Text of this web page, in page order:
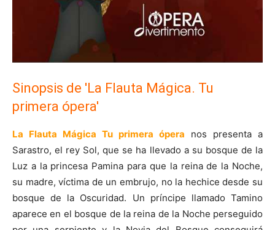
Sinopsis de 'La Flauta Mágica. Tu
primera ópera'
La Flauta Mágica Tu primera ópera nos presenta a
Sarastro, el rey Sol, que se ha llevado a su bosque de la
Luz a la princesa Pamina para que la reina de la Noche,
su madre, víctima de un embrujo, no la hechice desde su
bosque de la Oscuridad. Un príncipe llamado Tamino
aparece en el bosque de la reina de la Noche perseguido